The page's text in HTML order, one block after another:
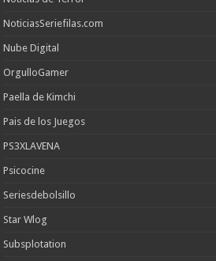
NoticiasSeriefilas.com
Nube Digital
OrgulloGamer
Paella de Kimchi
Pais de los Juegos
PS3XLAVENA
Psicocine
Seriesdebolsillo
Star Wlog
Subsplotation